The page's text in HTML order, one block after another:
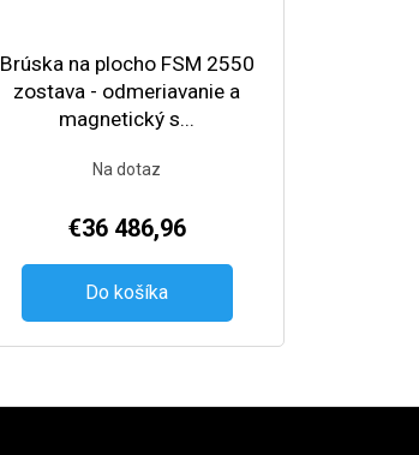
Brúska na plocho FSM 2550
zostava - odmeriavanie a
magnetický s...
Na dotaz
€36 486,96
Do košíka